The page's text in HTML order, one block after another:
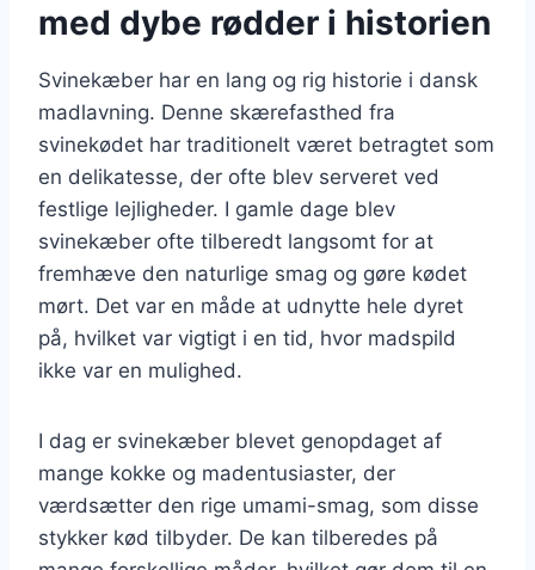
med dybe rødder i historien
Svinekæber har en lang og rig historie i dansk
madlavning. Denne skærefasthed fra
svinekødet har traditionelt været betragtet som
en delikatesse, der ofte blev serveret ved
festlige lejligheder. I gamle dage blev
svinekæber ofte tilberedt langsomt for at
fremhæve den naturlige smag og gøre kødet
mørt. Det var en måde at udnytte hele dyret
på, hvilket var vigtigt i en tid, hvor madspild
ikke var en mulighed.
I dag er svinekæber blevet genopdaget af
mange kokke og madentusiaster, der
værdsætter den rige umami-smag, som disse
stykker kød tilbyder. De kan tilberedes på